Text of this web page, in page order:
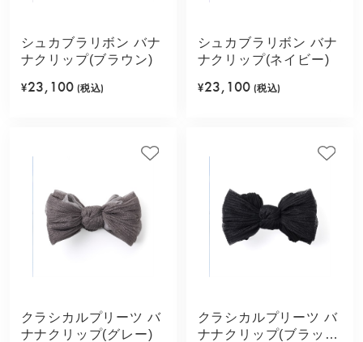
シュカブラリボン バナ
ナクリップ(ブラウン)
¥23,100 (税込)
シュカブラリボン バナ
ナクリップ(ネイビー)
¥23,100 (税込)
クラシカルプリーツ バ
ナナクリップ(グレー)
クラシカルプリーツ バ
ナナクリップ(ブラッ